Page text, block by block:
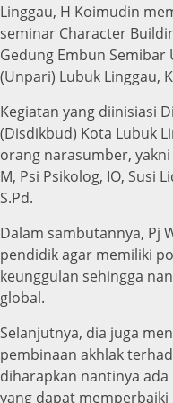
Linggau, H Koimudin
seminar Character
Gedung Embun Semibar
(Unpari) Lubuk Linggau,
Kegiatan yang diinisiasi
(Disdikbud) Kota Lubuk
orang narasumber,
M, Psi Psikolog, IO, Susi
S.Pd.
Dalam sambutannya, Pj
pendidik agar memiliki
keunggulan sehingga
global.
Selanjutnya, dia juga
pembinaan akhlak
diharapkan nantinya
yang dapat